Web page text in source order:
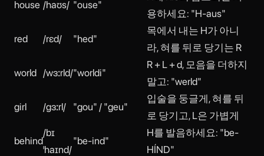
house /haʊs/ "ouse"
용하세요: "H-aus"
red /rɛd/ "hed"
목에서 내는 H가 아니
라, 혀를 뒤로 당기는 R
world /wɜːrld/"worldi"
R + L + d, 모음을 더하지
말고: "werld"
girl /ɡɜːrl/ "gou" / "geu"
입술을 둥글게, 혀를 뒤
로 당기고, L은 가볍게
behind
/bɪ
ˈhaɪnd/
"be-ind"
H를 발음하세요: "be-
HÍND"